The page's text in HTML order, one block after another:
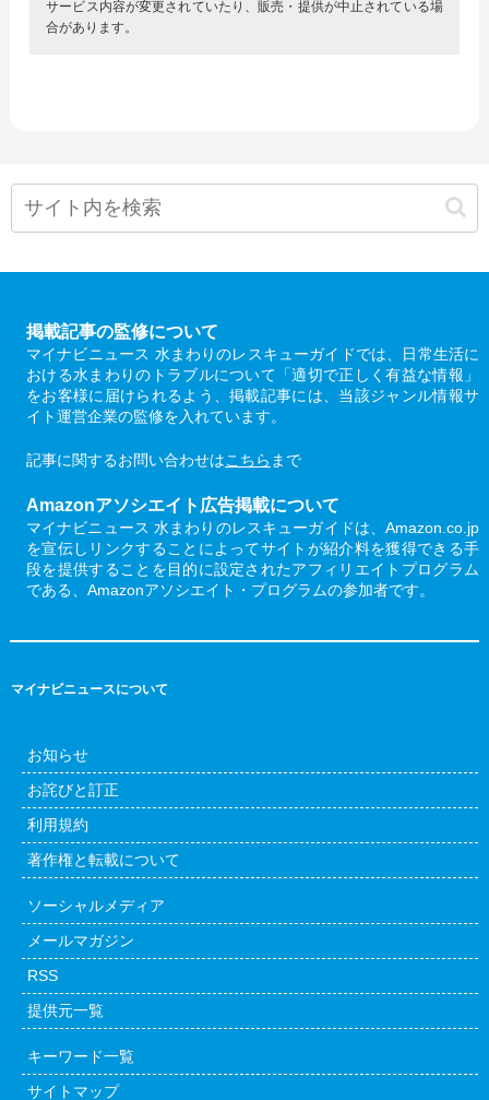
サービス内容が変更されていたり、販売・提供が中止されている場
合があります。
掲載記事の監修について
マイナビニュース 水まわりのレスキューガイドでは、日常生活に
おける水まわりのトラブルについて「適切で正しく有益な情報」
をお客様に届けられるよう、掲載記事には、当該ジャンル情報サ
イト運営企業の監修を入れています。
記事に関するお問い合わせはこちら まで
Amazonアソシエイト広告掲載について
マイナビニュース 水まわりのレスキューガイドは、Amazon.co.jp
を宣伝しリンクすることによってサイトが紹介料を獲得できる手
段を提供することを目的に設定されたアフィリエイトプログラム
である、Amazonアソシエイト・プログラムの参加者です。
マイナビニュースについて
お知らせ
お詫びと訂正
利用規約
著作権と転載について
ソーシャルメディア
メールマガジン
RSS
提供元一覧
キーワード一覧
サイトマップ